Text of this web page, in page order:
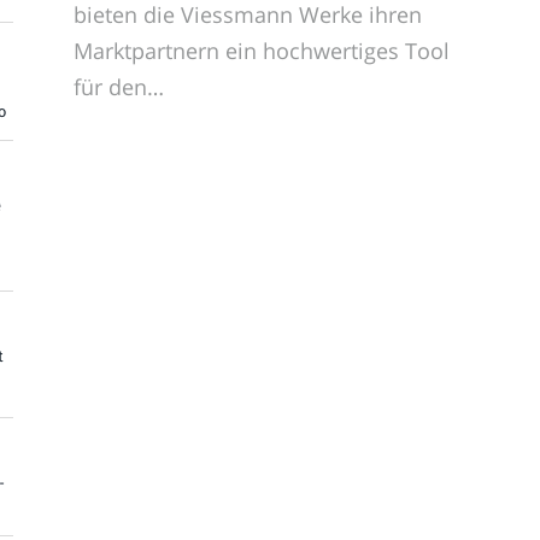
bieten die Viessmann Werke ihren
Marktpartnern ein hochwertiges Tool
für den…